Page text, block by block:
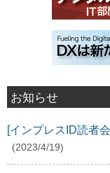
お知らせ
[インプレスID読者
(2023/4/19)